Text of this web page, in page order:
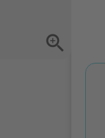
zoom_in